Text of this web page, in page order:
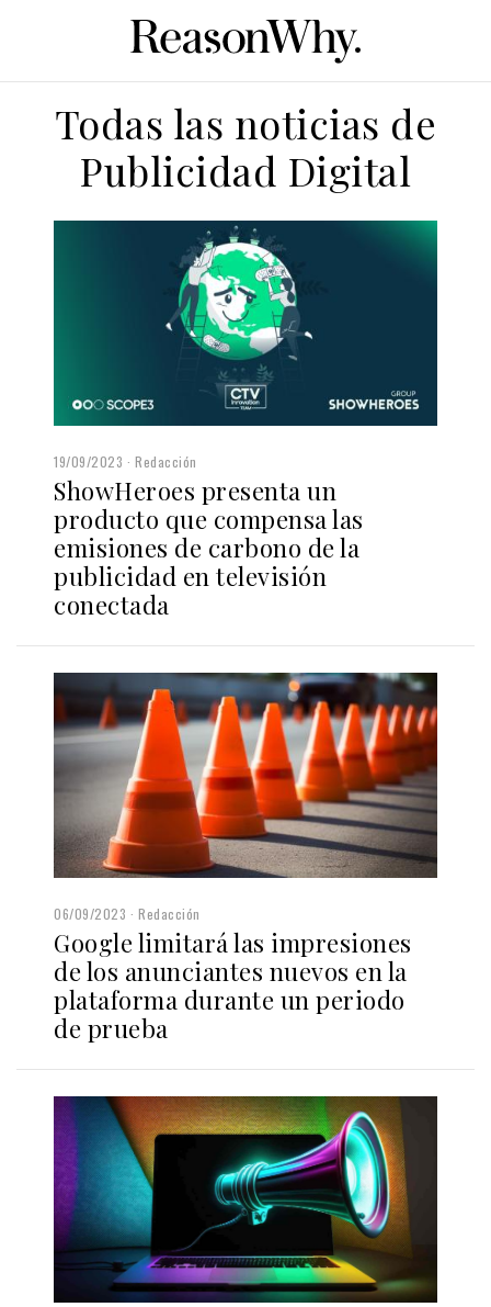
Todas las noticias de
Publicidad Digital
19/09/2023 Redacción
ShowHeroes presenta un
producto que compensa las
emisiones de carbono de la
publicidad en televisión
conectada
06/09/2023 Redacción
Google limitará las impresiones
de los anunciantes nuevos en la
plataforma durante un periodo
de prueba